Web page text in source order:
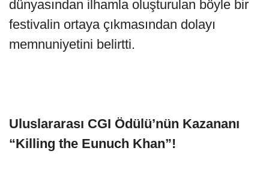
dünyasından ilhamla oluşturulan böyle bir
festivalin ortaya çıkmasından dolayı
memnuniyetini belirtti.
Uluslararası CGI Ödülü’nün Kazananı
“Killing the Eunuch Khan”!